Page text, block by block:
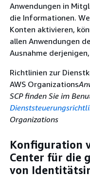
Anwendungen in
die Informationen.
Konten aktivieren,
allen Anwendungen
Ausnahme
Richtlinien zur
AWS Organizations
SCP finden Sie im
Organizations
Konfiguration
Center für die
von